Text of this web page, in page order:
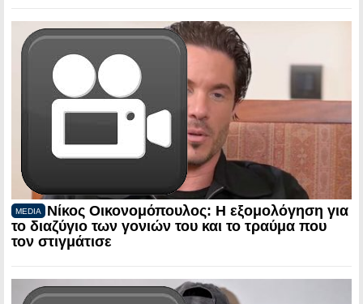
MEDIA
Νίκος Οικονομόπουλος: Η εξομολόγηση για
το διαζύγιο των γονιών του και το τραύμα που
τον στιγμάτισε